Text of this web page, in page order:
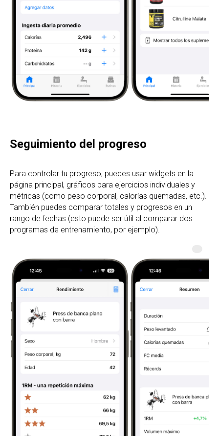
Seguimiento del progreso
Para controlar tu progreso, puedes usar widgets en la
página principal, gráficos para ejercicios individuales y
métricas (como peso corporal, calorías quemadas, etc.).
También puedes comparar totales y progresos en un
rango de fechas (esto puede ser útil al comparar dos
programas de entrenamiento, por ejemplo).